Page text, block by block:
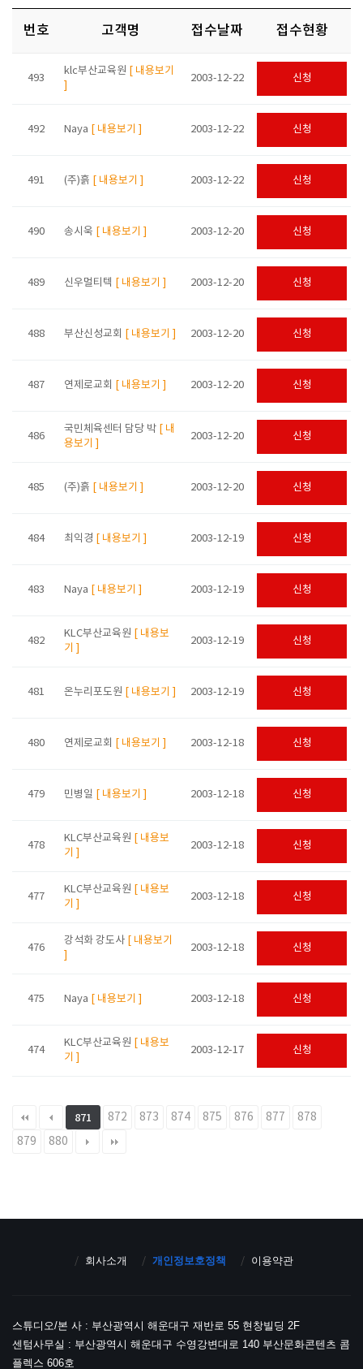
번호 고객명 접수날짜 접수현황
493
klc부산교육원
[ 내용보기
2003-12-22 신청
492 Naya [ 내용보기 ] 2003-12-22 신청
491 (주)흙 [ 내용보기 ] 2003-12-22 신청
490 송시욱 [ 내용보기 ] 2003-12-20 신청
489 신우멀티텍 [ 내용보기 ] 2003-12-20 신청
488 부산신성교회 [ 내용보기 ] 2003-12-20 신청
487 연제로교회 [ 내용보기 ] 2003-12-20 신청
486
국민체육센터 담당 박
[ 내
용보기 ]
2003-12-20 신청
485 (주)흙 [ 내용보기 ] 2003-12-20 신청
484 최익경 [ 내용보기 ] 2003-12-19 신청
483 Naya [ 내용보기 ] 2003-12-19 신청
482
KLC부산교육원
[ 내용보
기 ]
2003-12-19 신청
481 온누리포도원 [ 내용보기 ] 2003-12-19 신청
480 연제로교회 [ 내용보기 ] 2003-12-18 신청
479 민병일 [ 내용보기 ] 2003-12-18 신청
478
KLC부산교육원
[ 내용보
기 ]
2003-12-18 신청
477
KLC부산교육원
[ 내용보
기 ]
2003-12-18 신청
476
강석화 강도사
[ 내용보기
2003-12-18 신청
475 Naya [ 내용보기 ] 2003-12-18 신청
474
KLC부산교육원
[ 내용보
기 ]
2003-12-17 신청
871 872 873 874 875 876 877
878
879
880
회사소개 개인정보호정책 이용약관
스튜디오/본 사 : 부산광역시 해운대구 재반로 55 현창빌딩 2F
센텀사무실 : 부산광역시 해운대구 수영강변대로 140 부산문화콘텐츠 콤
플렉스 606호